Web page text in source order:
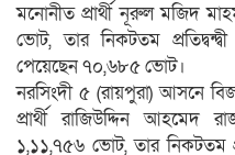
মনোনীত প্রার্থী নূরুল মজিদ
ভোট, তার নিকটতম
পেয়েছেন ৭০,৬৮৫ ভোট।
নরসিংদী ৫ (রায়পুরা) আসনে
প্রার্থী রাজিউদ্দিন আহমেদ
১,১১,৭৫৬ ভোট, তার নিকটতম